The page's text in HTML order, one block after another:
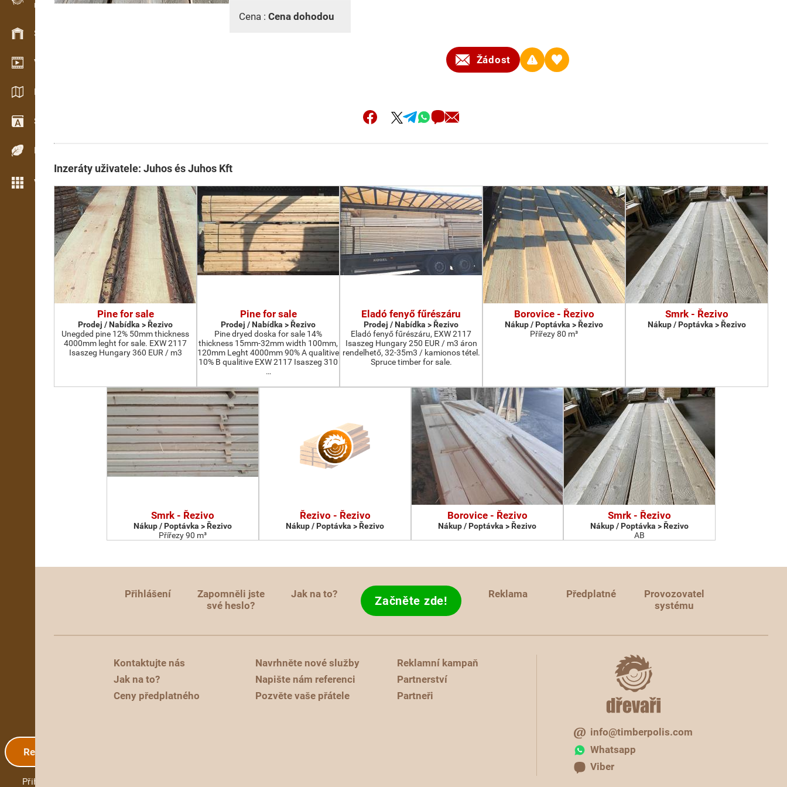
Evidence dřeva v terénu
Skladové hospodářství
Video showroom
Katalogy / Brožury
Slovník
Dřeviny
Více možností
Registrace
Přihlášení
Cena : Cena dohodou
Žádost
Inzeráty uživatele: Juhos és Juhos Kft
Pine for sale
Prodej / Nabídka > Řezivo
Unegded pine 12% 50mm thickness
4000mm leght for sale. EXW 2117
Isaszeg Hungary 360 EUR / m3
Pine for sale
Prodej / Nabídka > Řezivo
Pine dryed doska for sale 14%
thickness 15mm-32mm width 100mm,
120mm Leght 4000mm 90% A qualitive
10% B qualitive EXW 2117 Isaszeg 310
…
Eladó fenyő fűrészáru
Prodej / Nabídka > Řezivo
Eladó fenyő fűrészáru, EXW 2117
Isaszeg Hungary 250 EUR / m3 áron
rendelhető, 32-35m3 / kamionos tétel.
Spruce timber for sale.
Borovice - Řezivo
Nákup / Poptávka > Řezivo
Přířezy 80 m³
Smrk - Řezivo
Nákup / Poptávka > Řezivo
Smrk - Řezivo
Nákup / Poptávka > Řezivo
Přířezy 90 m³
Řezivo - Řezivo
Nákup / Poptávka > Řezivo
Borovice - Řezivo
Nákup / Poptávka > Řezivo
Smrk - Řezivo
Nákup / Poptávka > Řezivo
AB
Přihlášení
Zapomněli jste
své heslo?
Jak na to? Začněte zde! Reklama Předplatné
Provozovatel
systému
Kontaktujte nás
Jak na to?
Ceny předplatného
Navrhněte nové služby
Napište nám referenci
Pozvěte vaše přátele
Reklamní kampaň
Partnerství
Partneři
info@timberpolis.com
Whatsapp
Viber